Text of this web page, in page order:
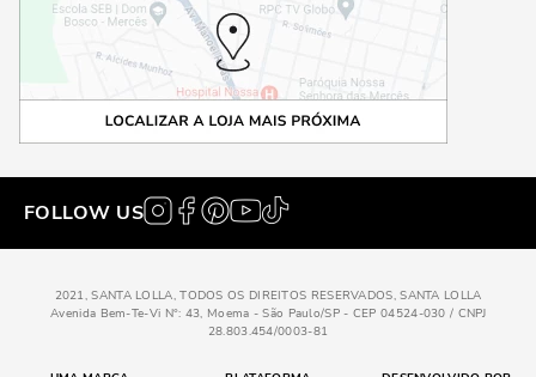
FOLLOW US
2021, SANTA LOLLA, TODOS OS DIREITOS RESERVADOS, SANTA LOLLA
Avenida Bem-Te-Vi N°: 43, Moema - São Paulo/SP - CEP 04524-030 / CNPJ
28.803.454/0003-81